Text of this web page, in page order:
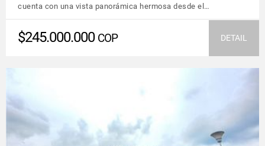
cuenta con una vista panorámica hermosa desde el…
$245.000.000 COP DETAIL